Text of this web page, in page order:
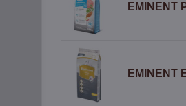
EMINENT
EMINENT